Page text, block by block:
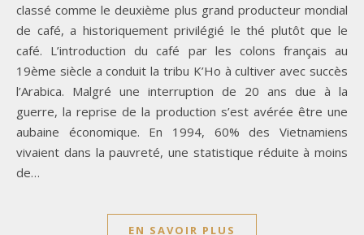
classé comme le deuxième plus grand producteur mondial
de café, a historiquement privilégié le thé plutôt que le
café. L’introduction du café par les colons français au
19ème siècle a conduit la tribu K’Ho à cultiver avec succès
l’Arabica. Malgré une interruption de 20 ans due à la
guerre, la reprise de la production s’est avérée être une
aubaine économique. En 1994, 60% des Vietnamiens
vivaient dans la pauvreté, une statistique réduite à moins
de…
EN SAVOIR PLUS